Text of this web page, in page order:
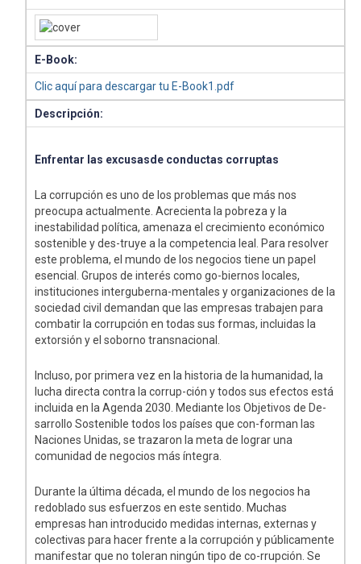
E-Book:
Clic aquí para descargar tu E-Book1.pdf
Descripción:
Enfrentar las excusasde conductas corruptas
La corrupción es uno de los problemas que más nos
preocupa actualmente. Acrecienta la pobreza y la
inestabilidad política, amenaza el crecimiento económico
sostenible y des-truye a la competencia leal. Para resolver
este problema, el mundo de los negocios tiene un papel
esencial. Grupos de interés como go-biernos locales,
instituciones interguberna-mentales y organizaciones de la
sociedad civil demandan que las empresas trabajen para
combatir la corrupción en todas sus formas, incluidas la
extorsión y el soborno transnacional.
Incluso, por primera vez en la historia de la humanidad, la
lucha directa contra la corrup-ción y todos sus efectos está
incluida en la Agenda 2030. Mediante los Objetivos de De-
sarrollo Sostenible todos los países que con-forman las
Naciones Unidas, se trazaron la meta de lograr una
comunidad de negocios más íntegra.
Durante la última década, el mundo de los negocios ha
redoblado sus esfuerzos en este sentido. Muchas
empresas han introducido medidas internas, externas y
colectivas para hacer frente a la corrupción y públicamente
manifestar que no toleran ningún tipo de co-rrupción. Se